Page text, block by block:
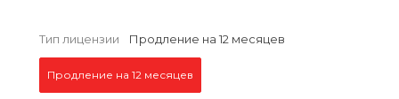
Тип лицензии Продление на 12 месяцев
Продление на 12 месяцев